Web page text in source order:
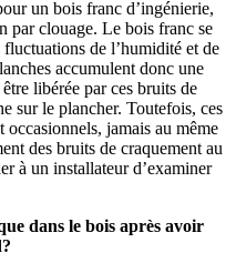
un bois franc d’ingénierie,
par clouage. Le bois franc se
de l’humidité et de
accumulent donc une
libérée par ces bruits de
sur le plancher. Toutefois, ces
occasionnels, jamais au même
des bruits de craquement au
à un installateur d’examiner
dans le bois après avoir